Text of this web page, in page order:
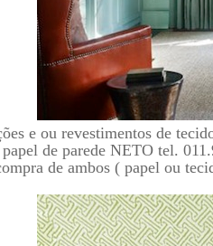
e ou revestimentos de
papel de parede NETO tel.
de ambos ( papel ou